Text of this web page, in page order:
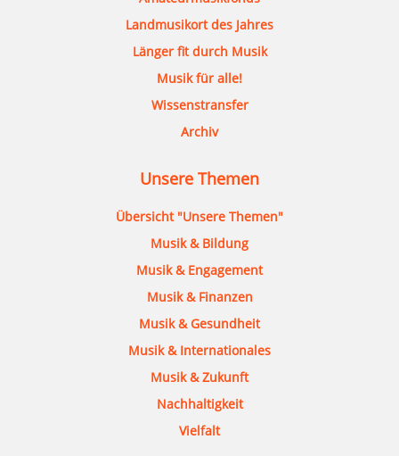
Landmusikort des Jahres
Länger fit durch Musik
Musik für alle!
Wissenstransfer
Archiv
Unsere Themen
Übersicht "Unsere Themen"
Musik & Bildung
Musik & Engagement
Musik & Finanzen
Musik & Gesundheit
Musik & Internationales
Musik & Zukunft
Nachhaltigkeit
Vielfalt